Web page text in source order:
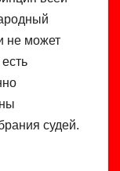
не может
судей.